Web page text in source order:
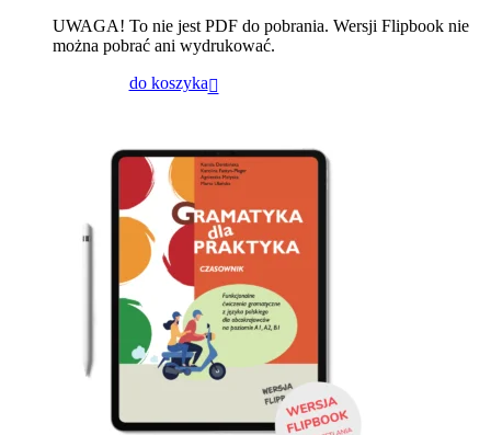
UWAGA! To nie jest PDF do pobrania. Wersji Flipbook nie
można pobrać ani wydrukować.
do koszyka